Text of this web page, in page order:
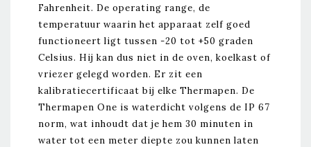
Fahrenheit. De operating range, de
temperatuur waarin het apparaat zelf goed
functioneert ligt tussen -20 tot +50 graden
Celsius. Hij kan dus niet in de oven, koelkast of
vriezer gelegd worden. Er zit een
kalibratiecertificaat bij elke Thermapen. De
Thermapen One is waterdicht volgens de IP 67
norm, wat inhoudt dat je hem 30 minuten in
water tot een meter diepte zou kunnen laten